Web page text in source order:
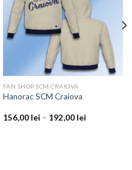
FAN SHOP SCM CRAIOVA
Hanorac SCM Craiova
156,00 lei – 192,00 leiInterval